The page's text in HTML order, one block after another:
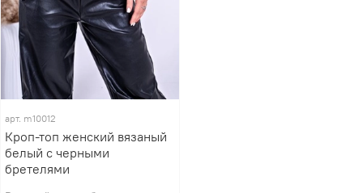
арт. m10012
Кроп-топ женский вязаный
белый с черными
бретелями